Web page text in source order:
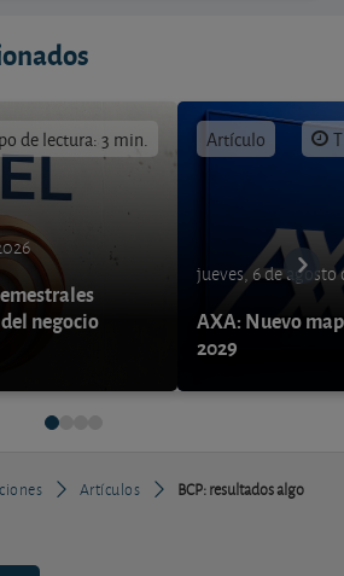
de lectura: 3 min.
negocio
Artículo
jueves, 6 de agosto
AXA: Nuevo
2029
Artículos
BCP: resultados algo